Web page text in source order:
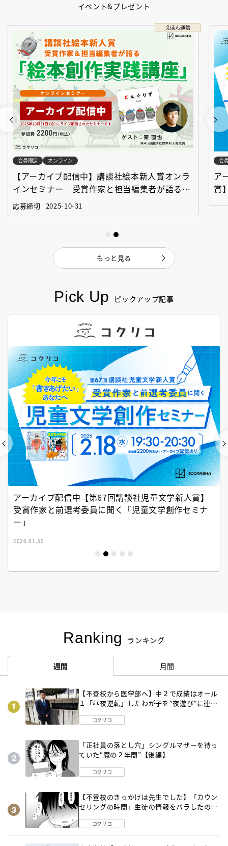
Pick Up ピックアップ記事
アーカイブ配信中【第67回講談社児童文学新人賞】
受賞作家と前選考委員に聞く「児童文学創作セミナ
ー」
2026.01.30
Ranking ランキング
週間 月間
【不登校から医学部へ】中２で成績はオール
１「昼夜逆転」したわが子を”夜遊び”に連れ
コクリコ
「正社員の落とし穴」シングルマザーを待っ
ていた“魔の２年間”【後編】
コクリコ
【不登校のきっかけは先生でした】「カウン
セリングの時間」生徒の情報をバラしたの
コクリコ
イベント&プレゼント
えほん通信
会員限定 オンライン
【アーカイブ配信中】講談社絵本新人賞オンラ
インセミナー 受賞作家と担当編集者が語る
「絵本創作実践講座」
応募締切 2025-10-31
会
ア
賞
もっと見る